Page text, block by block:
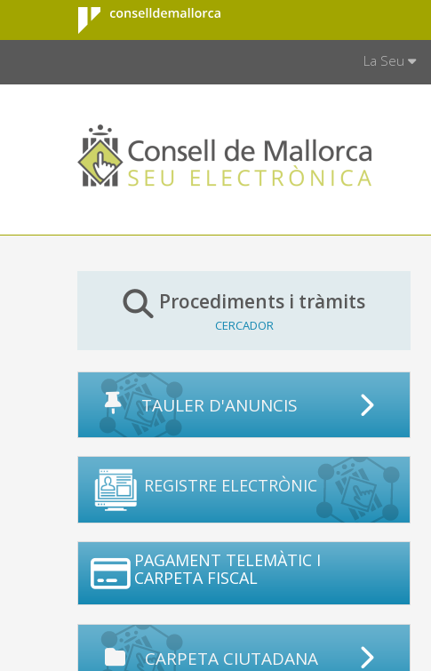
Salta al contingut principal
Consell de
Mallorca
La Seu
Procediments i tràmits
CERCADOR
TAULER D'ANUNCIS
REGISTRE ELECTRÒNIC
PAGAMENT TELEMÀTIC I
CARPETA FISCAL
CARPETA CIUTADANA